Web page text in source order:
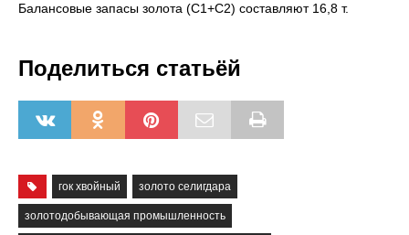
Балансовые запасы золота (С1+С2) составляют 16,8 т.
Поделиться статьёй
гок хвойный золото селигдара
золотодобывающая промышленность